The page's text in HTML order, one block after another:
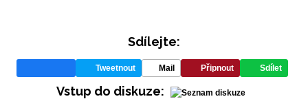
Sdílejte:
Tweetnout Mail Připnout Sdílet
Vstup do diskuze: